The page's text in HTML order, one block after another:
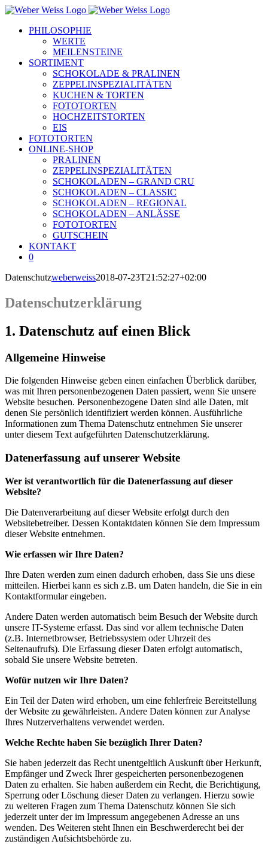
Skip
contentPHILOSOPHIE
WERTE
MEILENSTEINE
SORTIMENT
SCHOKOLADE & PRALINEN
ZEPPELINSPEZIALITÄTEN
KUCHEN & TORTEN
FOTOTORTEN
HOCHZEITSTORTEN
EIS
FOTOTORTEN
ONLINE-SHOP
PRALINEN
ZEPPELINSPEZIALITÄTEN
SCHOKOLADEN – GRAND CRU
SCHOKOLADEN – CLASSIC
SCHOKOLADEN – REGIONAL
SCHOKOLADEN – ANLÄSSE
FOTOTORTEN
GUTSCHEIN
KONTAKT
0
Datenschutzweberweiss2018-07-23T21:52:27+02:00
Datenschutzerklärung
1. Datenschutz auf einen Blick
Allgemeine Hinweise
Die folgenden Hinweise geben einen einfachen Überblick darüber,
was mit Ihren personenbezogenen Daten passiert, wenn Sie unsere
Website besuchen. Personenbezogene Daten sind alle Daten, mit
denen Sie persönlich identifiziert werden können. Ausführliche
Informationen zum Thema Datenschutz entnehmen Sie unserer
unter diesem Text aufgeführten Datenschutzerklärung.
Datenerfassung auf unserer Website
Wer ist verantwortlich für die Datenerfassung auf dieser
Website?
Die Datenverarbeitung auf dieser Website erfolgt durch den
Websitebetreiber. Dessen Kontaktdaten können Sie dem Impressum
dieser Website entnehmen.
Wie erfassen wir Ihre Daten?
Ihre Daten werden zum einen dadurch erhoben, dass Sie uns diese
mitteilen. Hierbei kann es sich z.B. um Daten handeln, die Sie in ein
Kontaktformular eingeben.
Andere Daten werden automatisch beim Besuch der Website durch
unsere IT-Systeme erfasst. Das sind vor allem technische Daten
(z.B. Internetbrowser, Betriebssystem oder Uhrzeit des
Seitenaufrufs). Die Erfassung dieser Daten erfolgt automatisch,
sobald Sie unsere Website betreten.
Wofür nutzen wir Ihre Daten?
Ein Teil der Daten wird erhoben, um eine fehlerfreie Bereitstellung
der Website zu gewährleisten. Andere Daten können zur Analyse
Ihres Nutzerverhaltens verwendet werden.
Welche Rechte haben Sie bezüglich Ihrer Daten?
Sie haben jederzeit das Recht unentgeltlich Auskunft über Herkunft,
Empfänger und Zweck Ihrer gespeicherten personenbezogenen
Daten zu erhalten. Sie haben außerdem ein Recht, die Berichtigung,
Sperrung oder Löschung dieser Daten zu verlangen. Hierzu sowie
zu weiteren Fragen zum Thema Datenschutz können Sie sich
jederzeit unter der im Impressum angegebenen Adresse an uns
wenden. Des Weiteren steht Ihnen ein Beschwerderecht bei der
zuständigen Aufsichtsbehörde zu.